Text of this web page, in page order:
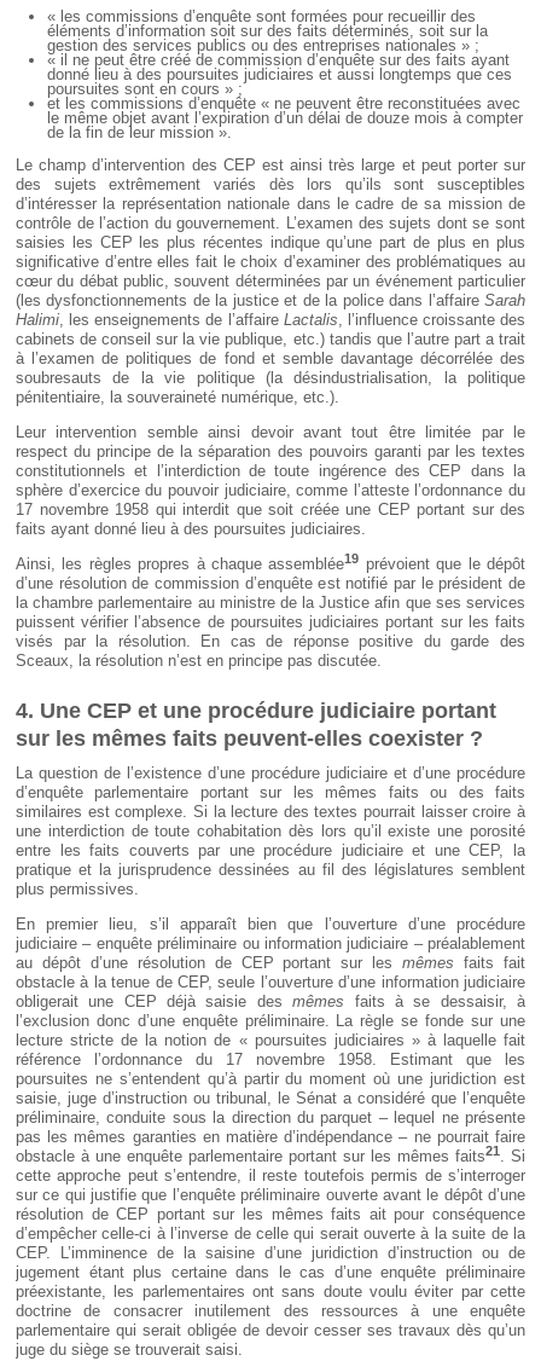
« les commissions d’enquête sont formées pour recueillir des
éléments d’information soit sur des faits déterminés, soit sur la
gestion des services publics ou des entreprises nationales » ;
« il ne peut être créé de commission d’enquête sur des faits ayant
donné lieu à des poursuites judiciaires et aussi longtemps que ces
poursuites sont en cours » ;
et les commissions d’enquête « ne peuvent être reconstituées avec
le même objet avant l’expiration d’un délai de douze mois à compter
de la fin de leur mission ».
Le champ d’intervention des CEP est ainsi très large et peut porter sur
des sujets extrêmement variés dès lors qu’ils sont susceptibles
d’intéresser la représentation nationale dans le cadre de sa mission de
contrôle de l’action du gouvernement. L’examen des sujets dont se sont
saisies les CEP les plus récentes indique qu’une part de plus en plus
significative d’entre elles fait le choix d’examiner des problématiques au
cœur du débat public, souvent déterminées par un événement particulier
(les dysfonctionnements de la justice et de la police dans l’affaire Sarah
Halimi , les enseignements de l’affaire Lactalis , l’influence croissante des
cabinets de conseil sur la vie publique, etc.) tandis que l’autre part a trait
à l’examen de politiques de fond et semble davantage décorrélée des
soubresauts de la vie politique (la désindustrialisation, la politique
pénitentiaire, la souveraineté numérique, etc.).
Leur intervention semble ainsi devoir avant tout être limitée par le
respect du principe de la séparation des pouvoirs garanti par les textes
constitutionnels et l’interdiction de toute ingérence des CEP dans la
sphère d’exercice du pouvoir judiciaire, comme l’atteste l’ordonnance du
17 novembre 1958 qui interdit que soit créée une CEP portant sur des
faits ayant donné lieu à des poursuites judiciaires.
Ainsi, les règles propres à chaque assemblée19 prévoient que le dépôt
d’une résolution de commission d’enquête est notifié par le président de
la chambre parlementaire au ministre de la Justice afin que ses services
puissent vérifier l’absence de poursuites judiciaires portant sur les faits
visés par la résolution. En cas de réponse positive du garde des
Sceaux, la résolution n’est en principe pas discutée.
4. Une CEP et une procédure judiciaire portant
sur les mêmes faits peuvent-elles coexister ?
La question de l’existence d’une procédure judiciaire et d’une procédure
d’enquête parlementaire portant sur les mêmes faits ou des faits
similaires est complexe. Si la lecture des textes pourrait laisser croire à
une interdiction de toute cohabitation dès lors qu’il existe une porosité
entre les faits couverts par une procédure judiciaire et une CEP, la
pratique et la jurisprudence dessinées au fil des législatures semblent
plus permissives.
En premier lieu, s’il apparaît bien que l’ouverture d’une procédure
judiciaire – enquête préliminaire ou information judiciaire – préalablement
au dépôt d’une résolution de CEP portant sur lesmêmes faits fait
obstacle à la tenue de CEP, seule l’ouverture d’une information judiciaire
obligerait une CEP déjà saisie desmêmes faits à se dessaisir, à
l’exclusion donc d’une enquête préliminaire. La règle se fonde sur une
lecture stricte de la notion de « poursuites judiciaires » à laquelle fait
référence l’ordonnance du 17 novembre 1958. Estimant que les
poursuites ne s’entendent qu’à partir du moment où une juridiction est
saisie, juge d’instruction ou tribunal, le Sénat a considéré que l’enquête
préliminaire, conduite sous la direction du parquet – lequel ne présente
pas les mêmes garanties en matière d’indépendance – ne pourrait faire
obstacle à une enquête parlementaire portant sur les mêmes faits21. Si
cette approche peut s’entendre, il reste toutefois permis de s’interroger
sur ce qui justifie que l’enquête préliminaire ouverte avant le dépôt d’une
résolution de CEP portant sur les mêmes faits ait pour conséquence
d’empêcher celle-ci à l’inverse de celle qui serait ouverte à la suite de la
CEP. L’imminence de la saisine d’une juridiction d’instruction ou de
jugement étant plus certaine dans le cas d’une enquête préliminaire
préexistante, les parlementaires ont sans doute voulu éviter par cette
doctrine de consacrer inutilement des ressources à une enquête
parlementaire qui serait obligée de devoir cesser ses travaux dès qu’un
juge du siège se trouverait saisi.